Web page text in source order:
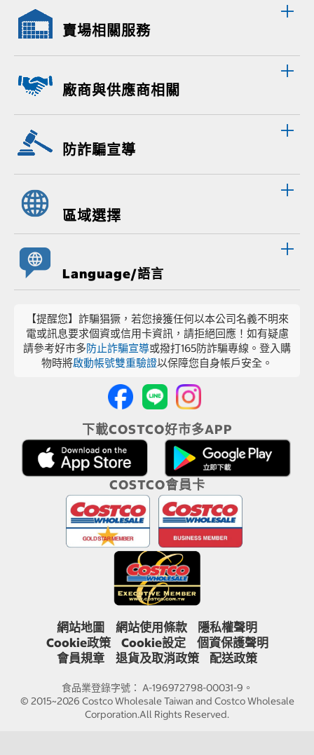
賣場相關服務
廠商與供應商相關
防詐騙宣導
區域選擇
Language/語言
【提醒您】詐騙猖獗，若您接獲任何以本公司名義不明來
電或訊息要求個資或信用卡資訊，請拒絕回應！如有疑慮
請參考好市多防止詐騙宣導或撥打165防詐騙專線。登入購
物時將啟動帳號雙重驗證以保障您自身帳戶安全。
下載COSTCO好市多APP
COSTCO會員卡
網站地圖 網站使用條款
隱私權聲明
Cookie政策
Cookie設定
個資保護聲明
會員規章
退貨及取消政策 配送政策
食品業登錄字號： A-196972798-00031-9。
© 2015~2026 Costco Wholesale Taiwan and Costco Wholesale
Corporation.All Rights Reserved.